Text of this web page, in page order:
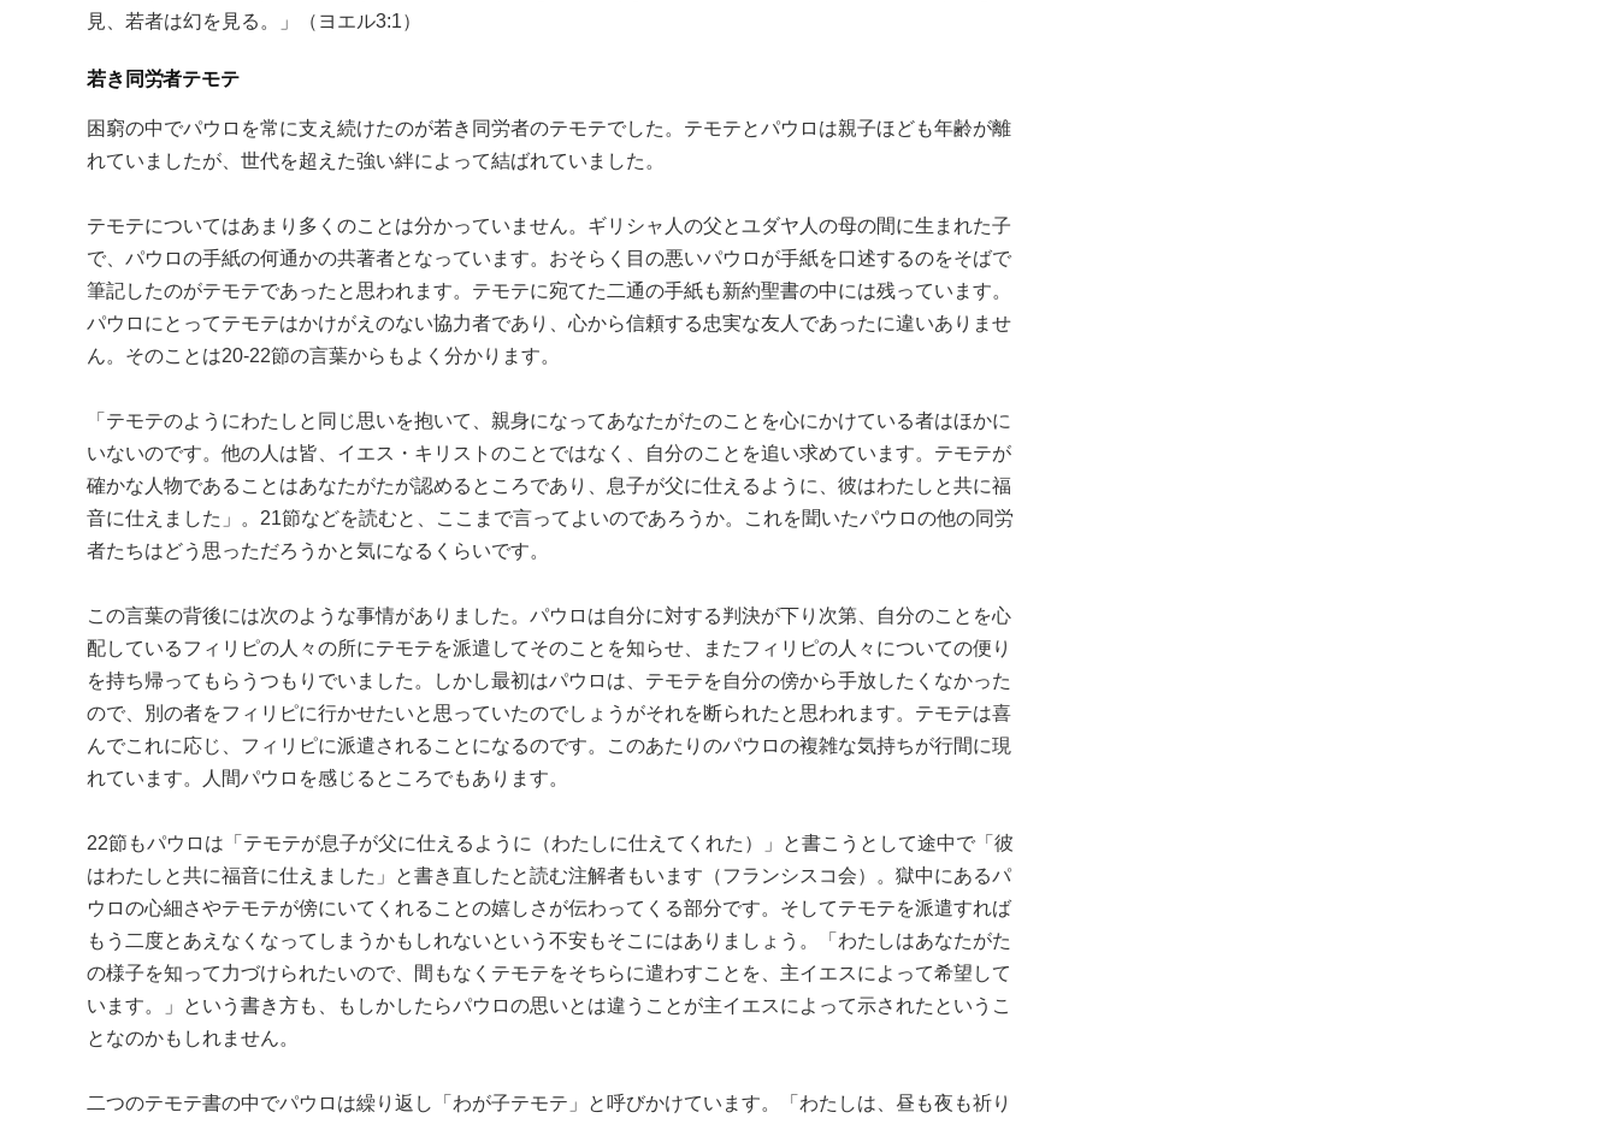
見、若者は幻を見る。」（ヨエル3:1）
若き同労者テモテ
困窮の中でパウロを常に支え続けたのが若き同労者のテモテでした。テモテとパウロは親子ほども年齢が離
れていましたが、世代を超えた強い絆によって結ばれていました。
テモテについてはあまり多くのことは分かっていません。ギリシャ人の父とユダヤ人の母の間に生まれた子
で、パウロの手紙の何通かの共著者となっています。おそらく目の悪いパウロが手紙を口述するのをそばで
筆記したのがテモテであったと思われます。テモテに宛てた二通の手紙も新約聖書の中には残っています。
パウロにとってテモテはかけがえのない協力者であり、心から信頼する忠実な友人であったに違いありませ
ん。そのことは20-22節の言葉からもよく分かります。
「テモテのようにわたしと同じ思いを抱いて、親身になってあなたがたのことを心にかけている者はほかに
いないのです。他の人は皆、イエス・キリストのことではなく、自分のことを追い求めています。テモテが
確かな人物であることはあなたがたが認めるところであり、息子が父に仕えるように、彼はわたしと共に福
音に仕えました」。21節などを読むと、ここまで言ってよいのであろうか。これを聞いたパウロの他の同労
者たちはどう思っただろうかと気になるくらいです。
この言葉の背後には次のような事情がありました。パウロは自分に対する判決が下り次第、自分のことを心
配しているフィリピの人々の所にテモテを派遣してそのことを知らせ、またフィリピの人々についての便り
を持ち帰ってもらうつもりでいました。しかし最初はパウロは、テモテを自分の傍から手放したくなかった
ので、別の者をフィリピに行かせたいと思っていたのでしょうがそれを断られたと思われます。テモテは喜
んでこれに応じ、フィリピに派遣されることになるのです。このあたりのパウロの複雑な気持ちが行間に現
れています。人間パウロを感じるところでもあります。
22節もパウロは「テモテが息子が父に仕えるように（わたしに仕えてくれた）」と書こうとして途中で「彼
はわたしと共に福音に仕えました」と書き直したと読む注解者もいます（フランシスコ会）。獄中にあるパ
ウロの心細さやテモテが傍にいてくれることの嬉しさが伝わってくる部分です。そしてテモテを派遣すれば
もう二度とあえなくなってしまうかもしれないという不安もそこにはありましょう。「わたしはあなたがた
の様子を知って力づけられたいので、間もなくテモテをそちらに遣わすことを、主イエスによって希望して
います。」という書き方も、もしかしたらパウロの思いとは違うことが主イエスによって示されたというこ
となのかもしれません。
二つのテモテ書の中でパウロは繰り返し「わが子テモテ」と呼びかけています。「わたしは、昼も夜も祈り